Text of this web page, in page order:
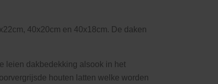
40x20cm en 40x18cm. De daken
leien dakbedekking alsook in het
houten latten welke worden